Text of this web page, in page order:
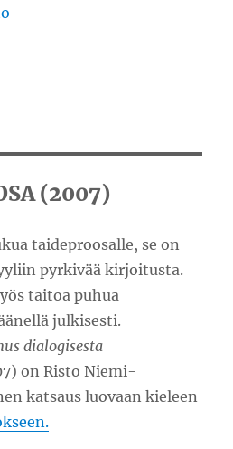
(2007)
taideproosalle, se on
pyrkivää kirjoitusta.
taitoa puhua
julkisesti.
dialogisesta
on Risto Niemi-
katsaus luovaan kieleen